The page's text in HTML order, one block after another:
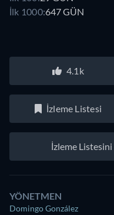
İlk 1000:647 GÜN
4.1k
İzleme Listesi
İzleme
YÖNETMEN
Domingo González